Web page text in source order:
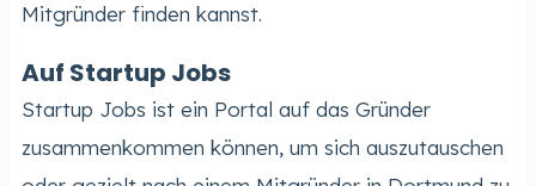
Mitgründer finden kannst.
Auf Startup Jobs
Startup Jobs ist ein Portal auf das Gründer
zusammenkommen können, um sich auszutauschen